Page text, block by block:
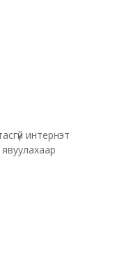
интернэт
явуулахаар